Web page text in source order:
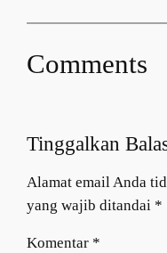
Comments
Tinggalkan
Alamat email Anda
yang wajib ditandai *
Komentar *